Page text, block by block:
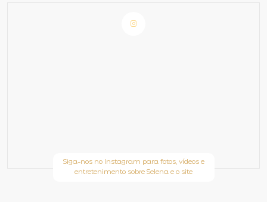
Siga-nos no Instagram para fotos, vídeos e
entretenimento sobre Selena e o site